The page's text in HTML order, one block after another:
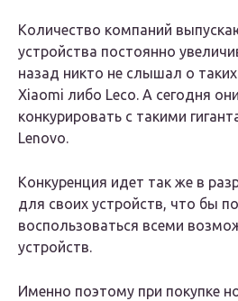
Количество компаний
устройства постоянно
назад никто не слышал о
Xiaomi либо Leco. А сегодня
конкурировать с такими
Lenovo.
Конкуренция идет так же в
для своих устройств, что бы
воспользоваться всеми
устройств.
Именно поэтому при покупке